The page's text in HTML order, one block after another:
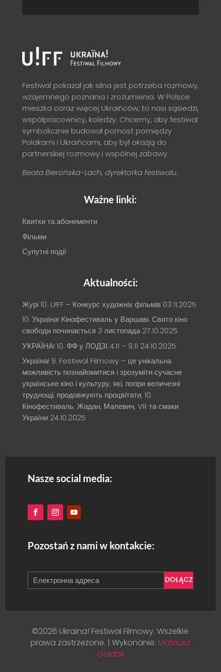
Festiwal pokazał jak silna jest potrzeba rozmowy,
wzajemnego poznania i zrozumienia. W Polsce
mieszka coraz więcej Ukraińców, to nasi sąsiedzi,
współpracownicy, koledzy. Chcemy, aby festiwal
symbolicznie budował pomost pomiędzy
Polakami i Ukraińcami, aby był okazją do
partnerskiej rozmowy i wspólnej zabawy.
Beata Bierońska-Lach, dyrektorka festiwalu.
Ważne linki:
Квитки та абонементи
Фільми
Супутні події
Aktualności:
Журі 10. U!FF – Конкурс художніх фільмів 03.11.2025
10. Україна! Кінофестиваль у Варшаві. Свято кіно
свободи починається 3 листопада 27.10.2025
УКРАЇНА! 10. ФФ у ЛОДЗІ 4.11 – 9.11 24.10.2025
Україна! 9. Festiwal Filmowy – це унікальна
можливість познайомитися і зрозуміти сучасне
українське кіно і культуру, які, попри величезні
труднощі, продовжують процвітати, 10.
Кінофестиваль. Жадан, Малевич, VR та смаки
України 24.10.2025
Nasze social media:
Pozostań z nami w kontakcie:
DOŁĄCZ
©2026 Ukraina! Festiwal Filmowy. Wszelkie
prawa zastrzeżone. | Wykonanie: Mateusz
Gołdak